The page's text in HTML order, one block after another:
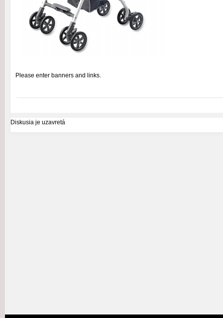
Please enter banners and links.
Diskusia je uzavretá